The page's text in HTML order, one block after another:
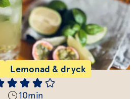
Lemonad & dryck
10min